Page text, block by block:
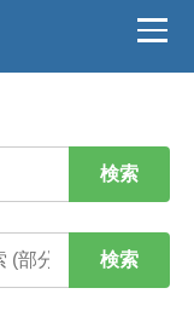
検索
検索